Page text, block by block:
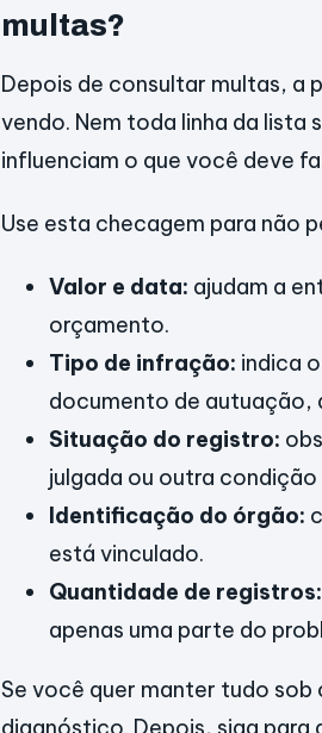
multas?
Depois de consultar multas, a
vendo. Nem toda linha da lista
influenciam o que você deve
Use esta checagem para não
Valor e data: ajudam a
orçamento.
Tipo de infração: indica
documento de autuação,
Situação do registro:
julgada ou outra
Identificação do órgão:
está vinculado.
Quantidade de registros:
apenas uma parte do
Se você quer manter tudo
diagnóstico. Depois, siga para